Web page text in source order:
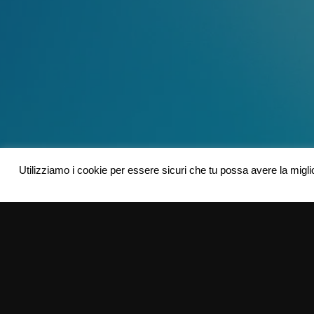
Utilizziamo i cookie per essere sicuri che tu possa avere la